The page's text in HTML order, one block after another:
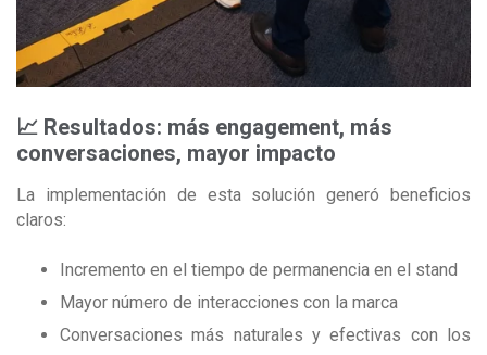
📈 Resultados: más engagement, más
conversaciones, mayor impacto
La implementación de esta solución generó beneficios
claros:
Incremento en el tiempo de permanencia en el stand
Mayor número de interacciones con la marca
Conversaciones más naturales y efectivas con los